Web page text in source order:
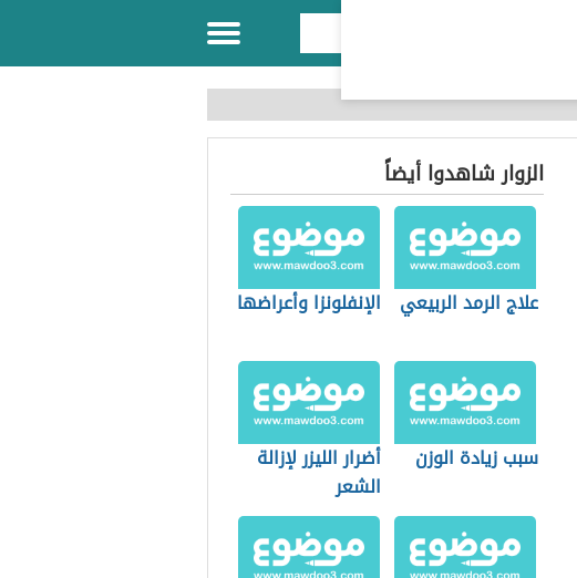
الزوار شاهدوا أيضاً
علاج الرمد الربيعي الإنفلونزا وأعراضها
سبب زيادة الوزن
أضرار الليزر لإزالة
الشعر